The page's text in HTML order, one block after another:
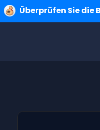
Überprüfen Sie die